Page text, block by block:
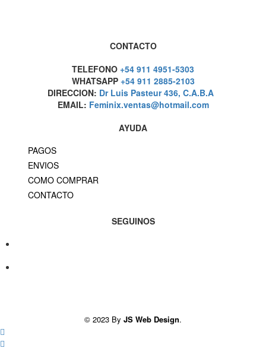
CONTACTO
TELEFONO +54 911 4951-5303
WHATSAPP +54 911 2885-2103
DIRECCION: Dr Luis Pasteur 436, C.A.B.A
EMAIL: Feminix.ventas@hotmail.com
AYUDA
PAGOS
ENVIOS
COMO COMPRAR
CONTACTO
SEGUINOS
© 2023 By JS Web Design.